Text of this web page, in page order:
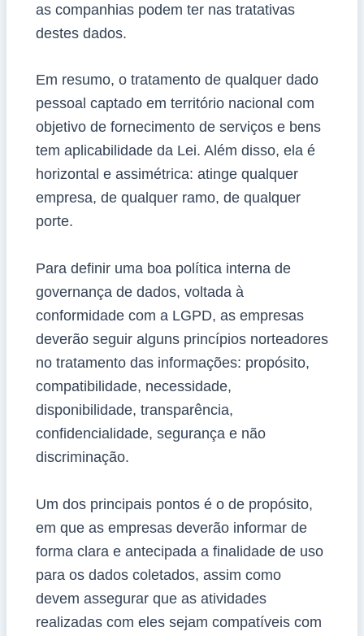
as companhias podem ter nas tratativas
destes dados.
Em resumo, o tratamento de qualquer dado
pessoal captado em território nacional com
objetivo de fornecimento de serviços e bens
tem aplicabilidade da Lei. Além disso, ela é
horizontal e assimétrica: atinge qualquer
empresa, de qualquer ramo, de qualquer
porte.
Para definir uma boa política interna de
governança de dados, voltada à
conformidade com a LGPD, as empresas
deverão seguir alguns princípios norteadores
no tratamento das informações: propósito,
compatibilidade, necessidade,
disponibilidade, transparência,
confidencialidade, segurança e não
discriminação.
Um dos principais pontos é o de propósito,
em que as empresas deverão informar de
forma clara e antecipada a finalidade de uso
para os dados coletados, assim como
devem assegurar que as atividades
realizadas com eles sejam compatíveis com